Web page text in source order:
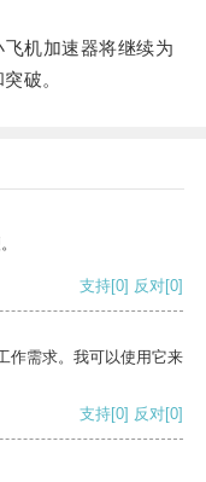
机加速器将继续为
破。
支持[0] 反对[0]
作需求。我可以使用它来
支持[0] 反对[0]